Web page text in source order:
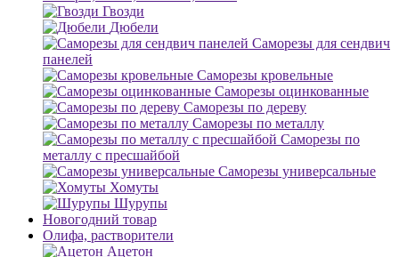
Гвозди
Дюбели
Саморезы для сендвич
панелей
Саморезы кровельные
Саморезы оцинкованные
Саморезы по дереву
Саморезы по металлу
Саморезы по
металлу с пресшайбой
Саморезы универсальные
Хомуты
Шурупы
Новогодний товар
Олифа, растворители
Ацетон